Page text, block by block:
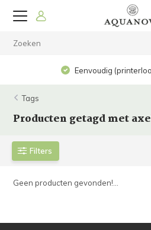
Eenvoudig
Tags
Producten getagd met
Filters
Geen producten gevonden!...